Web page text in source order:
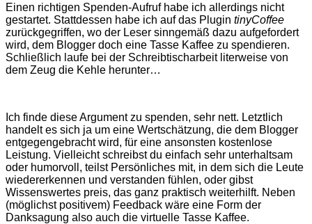
Einen richtigen Spenden-Aufruf habe ich allerdings nicht
gestartet. Stattdessen habe ich auf das Plugin tinyCoffee
zurückgegriffen, wo der Leser sinngemäß dazu aufgefordert
wird, dem Blogger doch eine Tasse Kaffee zu spendieren.
Schließlich laufe bei der Schreibtischarbeit literweise von
dem Zeug die Kehle herunter…
Ich finde diese Argument zu spenden, sehr nett. Letztlich
handelt es sich ja um eine Wertschätzung, die dem Blogger
entgegengebracht wird, für eine ansonsten kostenlose
Leistung. Vielleicht schreibst du einfach sehr unterhaltsam
oder humorvoll, teilst Persönliches mit, in dem sich die Leute
wiedererkennen und verstanden fühlen, oder gibst
Wissenswertes preis, das ganz praktisch weiterhilft. Neben
(möglichst positivem) Feedback wäre eine Form der
Danksagung also auch die virtuelle Tasse Kaffee.